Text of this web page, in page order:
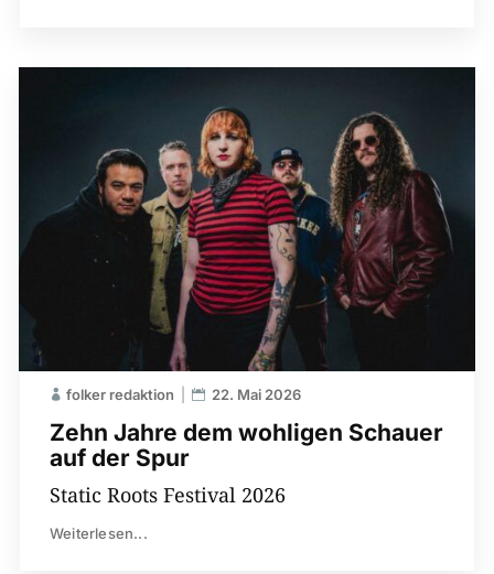
Zehn Jahre dem wohligen Schauer
auf der Spur
folker redaktion 22. Mai 2026
Static Roots Festival 2026
Weiterlesen...